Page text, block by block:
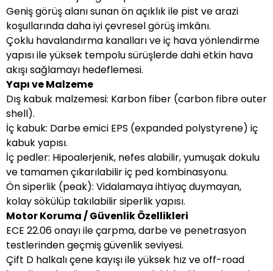
Geniş görüş alanı sunan ön açıklık ile pist ve arazi
koşullarında daha iyi çevresel görüş imkânı.
Çoklu havalandırma kanalları ve iç hava yönlendirme
yapısı ile yüksek tempolu sürüşlerde dahi etkin hava
akışı sağlamayı hedeflemesi.
Yapı ve Malzeme
Dış kabuk malzemesi: Karbon fiber (carbon fibre outer
shell).
İç kabuk: Darbe emici EPS (expanded polystyrene) iç
kabuk yapısı.
İç pedler: Hipoalerjenik, nefes alabilir, yumuşak dokulu
ve tamamen çıkarılabilir iç ped kombinasyonu.
Ön siperlik (peak): Vidalamaya ihtiyaç duymayan,
kolay sökülüp takılabilir siperlik yapısı.
Motor Koruma / Güvenlik Özellikleri
ECE 22.06 onayı ile çarpma, darbe ve penetrasyon
testlerinden geçmiş güvenlik seviyesi.
Çift D halkalı çene kayışı ile yüksek hız ve off-road